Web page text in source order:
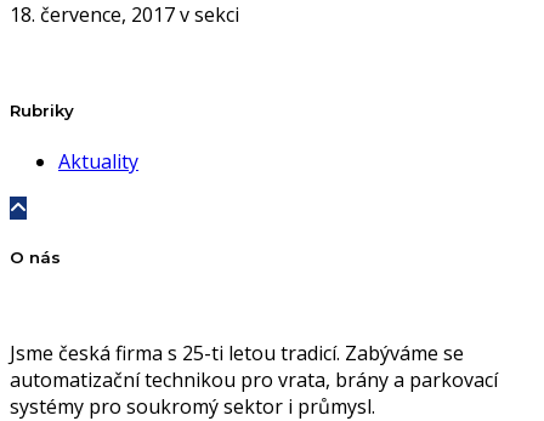
18. července, 2017 v sekci
Rubriky
Aktuality
O nás
Jsme česká firma s 25-ti letou tradicí. Zabýváme se
automatizační technikou pro vrata, brány a parkovací
systémy pro soukromý sektor i průmysl.